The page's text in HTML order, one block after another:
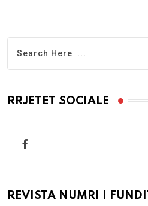
RRJETET SOCIALE
REVISTA NUMRI I